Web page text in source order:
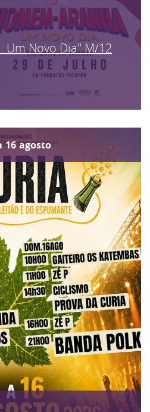
Um Novo Dia" M/12
16 agosto